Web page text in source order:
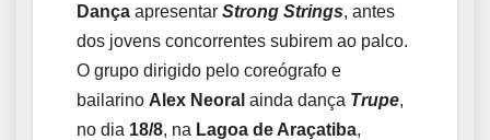
Dança apresentar Strong Strings, antes
dos jovens concorrentes subirem ao palco.
O grupo dirigido pelo coreógrafo e
bailarino Alex Neoral ainda dança Trupe,
no dia 18/8, na Lagoa de Araçatiba,